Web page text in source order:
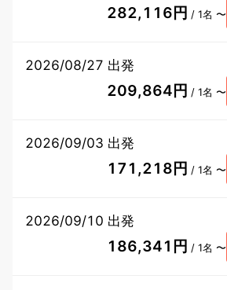
282,116円 / 1名 〜
2026/08/27 出発
209,864円 / 1名 〜
2026/09/03 出発
171,218円 / 1名 〜
2026/09/10 出発
186,341円 / 1名 〜